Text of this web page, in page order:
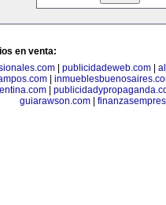
en venta:
| publicidadeweb.com|
|
guiarawson.com|